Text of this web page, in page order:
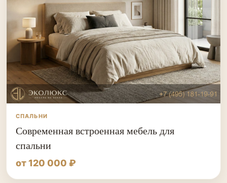
СПАЛЬНИ
Современная встроенная мебель для
спальни
от 120 000 ₽